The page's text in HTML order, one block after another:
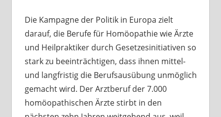
Die Kampagne der Politik in Europa zielt
darauf, die Berufe für Homöopathie wie Ärzte
und Heilpraktiker durch Gesetzesinitiativen so
stark zu beeinträchtigen, dass ihnen mittel-
und langfristig die Berufsausübung unmöglich
gemacht wird. Der Arztberuf der 7.000
homöopathischen Ärzte stirbt in den